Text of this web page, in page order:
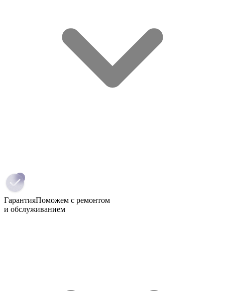
ГарантияПоможем с ремонтом
и обслуживанием